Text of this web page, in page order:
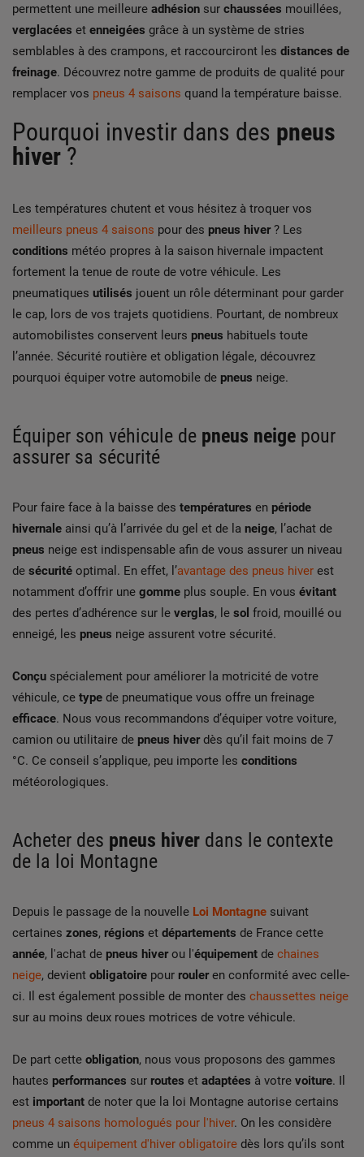
permettent une meilleure adhésion sur chaussées mouillées,
verglacées et enneigées grâce à un système de stries
semblables à des crampons, et raccourciront les distances de
freinage. Découvrez notre gamme de produits de qualité pour
remplacer vos pneus 4 saisons quand la température baisse.
Pourquoi investir dans des pneus
hiver ?
Les températures chutent et vous hésitez à troquer vos
meilleurs pneus 4 saisons pour des pneus hiver? Les
conditions météo propres à la saison hivernale impactent
fortement la tenue de route de votre véhicule. Les
pneumatiques utilisés jouent un rôle déterminant pour garder
le cap, lors de vos trajets quotidiens. Pourtant, de nombreux
automobilistes conservent leurs pneus habituels toute
l’année. Sécurité routière et obligation légale, découvrez
pourquoi équiper votre automobile de pneus neige.
Équiper son véhicule de pneus neige pour
assurer sa sécurité
Pour faire face à la baisse des températures en période
hivernale ainsi qu’à l’arrivée du gel et de la neige, l’achat de
pneus neige est indispensable afin de vous assurer un niveau
de sécurité optimal. En effet, l’avantage des pneus hiver est
notamment d’offrir une gomme plus souple. En vous évitant
des pertes d’adhérence sur le verglas, le sol froid, mouillé ou
enneigé, les pneus neige assurent votre sécurité.
Conçu spécialement pour améliorer la motricité de votre
véhicule, ce type de pneumatique vous offre un freinage
efficace. Nous vous recommandons d’équiper votre voiture,
camion ou utilitaire de pneus hiverdès qu’il fait moins de 7
°C. Ce conseil s’applique, peu importe les conditions
météorologiques.
Acheter des pneus hiver dans le contexte
de la loi Montagne
Depuis le passage de la nouvelle Loi Montagne suivant
certaines zones, régions et départements de France cette
année, l'achat de pneus hiverou l'équipement de chaines
neige, devient obligatoire pour rouleren conformité avec celle-
ci. Il est également possible de monter des chaussettes neige
sur au moins deux roues motrices de votre véhicule.
De part cette obligation, nous vous proposons des gammes
hautes performances sur routes et adaptées à votre voiture. Il
est important de noter que la loi Montagne autorise certains
pneus 4 saisons homologués pour l'hiver. On les considère
comme un équipement d'hiver obligatoire dès lors qu’ils sont